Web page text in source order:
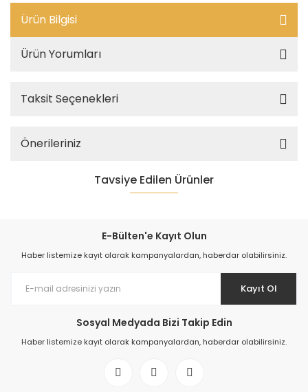
Ürün Bilgisi
Ürün Yorumları
Taksit Seçenekleri
Önerileriniz
Tavsiye Edilen Ürünler
E-Bülten'e Kayıt Olun
Haber listemize kayıt olarak kampanyalardan, haberdar olabilirsiniz.
Kayıt Ol
Sosyal Medyada Bizi Takip Edin
Haber listemize kayıt olarak kampanyalardan, haberdar olabilirsiniz.